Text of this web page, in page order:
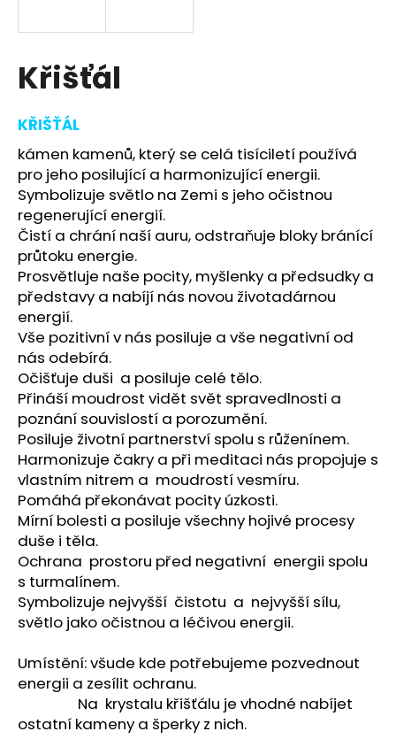
Křišťál
KŘIŠŤÁL
kámen kamenů, který se celá tisíciletí používá
pro jeho posilující a harmonizující energii.
Symbolizuje světlo na Zemi s jeho očistnou
regenerující energií.
Čistí a chrání naší auru, odstraňuje bloky bránící
průtoku energie.
Prosvětluje naše pocity, myšlenky a předsudky a
představy a nabíjí nás novou životadárnou
energií.
Vše pozitivní v nás posiluje a vše negativní od
nás odebírá.
Očišťuje duši a posiluje celé tělo.
Přináší moudrost vidět svět spravedlnosti a
poznání souvislostí a porozumění.
Posiluje životní partnerství spolu s růženínem.
Harmonizuje čakry a při meditaci nás propojuje s
vlastním nitrem a moudrostí vesmíru.
Pomáhá překonávat pocity úzkosti.
Mírní bolesti a posiluje všechny hojivé procesy
duše i těla.
Ochrana prostoru před negativní energii spolu
s turmalínem.
Symbolizuje nejvyšší čistotu a nejvyšší sílu,
světlo jako očistnou a léčivou energii.
Umístění: všude kde potřebujeme pozvednout
energii a zesílit ochranu.
Na krystalu křišťálu je vhodné nabíjet
ostatní kameny a šperky z nich.
í
t
?
HLEDAT
D
o
p
o
r
u
č
u
j
e
m
e
KARTY
VODNÍCH
CHRÁMŮ
444
Kč